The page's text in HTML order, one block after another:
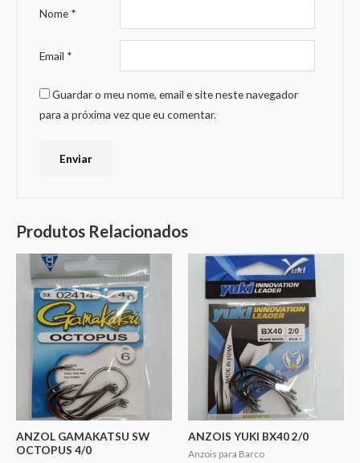
Nome *
Email *
Guardar o meu nome, email e site neste navegador
para a próxima vez que eu comentar.
Produtos Relacionados
ANZOL GAMAKATSU SW
OCTOPUS 4/0
ANZOIS YUKI BX40 2/0
Anzois para Barco